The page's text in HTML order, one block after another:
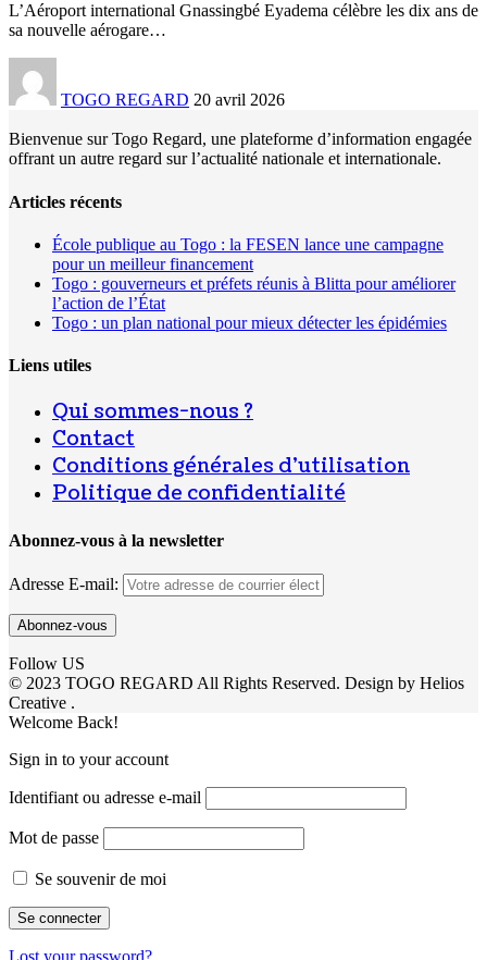
L’Aéroport international Gnassingbé Eyadema célèbre les dix ans de
sa nouvelle aérogare…
TOGO REGARD 20 avril 2026
Bienvenue sur Togo Regard, une plateforme d’information engagée
offrant un autre regard sur l’actualité nationale et internationale.
Articles récents
École publique au Togo : la FESEN lance une campagne
pour un meilleur financement
Togo : gouverneurs et préfets réunis à Blitta pour améliorer
l’action de l’État
Togo : un plan national pour mieux détecter les épidémies
Liens utiles
Qui sommes-nous ?
Contact
Conditions générales d’utilisation
Politique de confidentialité
Abonnez-vous à la newsletter
Adresse E-mail:
Follow US
© 2023 TOGO REGARD All Rights Reserved. Design by Helios
Creative .
Welcome Back!
Sign in to your account
Identifiant ou adresse e-mail
Mot de passe
Se souvenir de moi
Lost your password?